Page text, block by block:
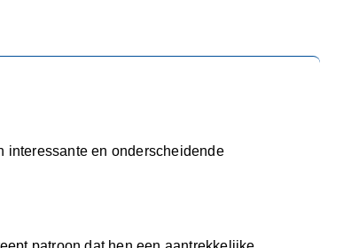
interessante en onderscheidende